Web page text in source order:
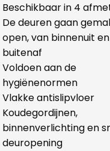
Beschikbaar in 4
De deuren gaan
open, van binnenuit
buitenaf
Voldoen aan de
hygiënenormen
Vlakke antislipvloer
Koudegordijnen,
binnenverlichting en
deuropening